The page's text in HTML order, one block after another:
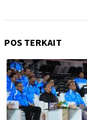
POS TERKAIT